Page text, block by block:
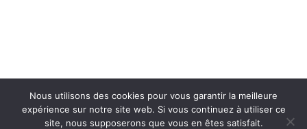
Nous utilisons des cookies pour vous garantir la meilleure
expérience sur notre site web. Si vous continuez à utiliser ce
site, nous supposerons que vous en êtes satisfait.